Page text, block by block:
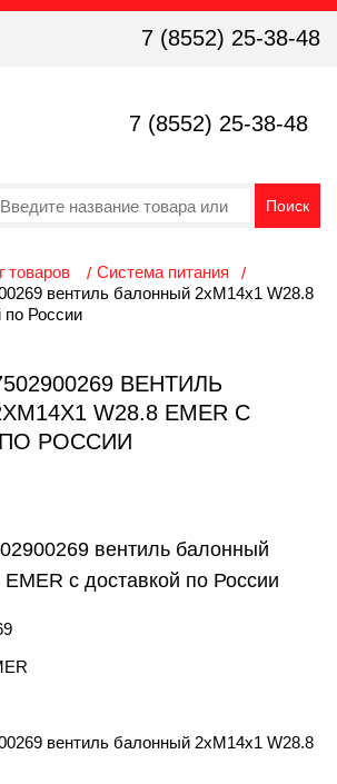
7 (8552) 25-38-48
7 (8552) 25-38-48
товаров
Система питания
вентиль балонный 2хМ14х1 W28.8
по России
ВЕНТИЛЬ
W28.8 EMER С
РОССИИ
вентиль балонный
с доставкой по России
вентиль балонный 2хМ14х1 W28.8